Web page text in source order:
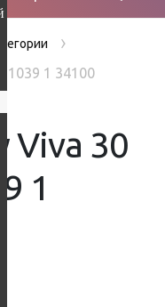
›
1039 1 34100
Viva 30
1